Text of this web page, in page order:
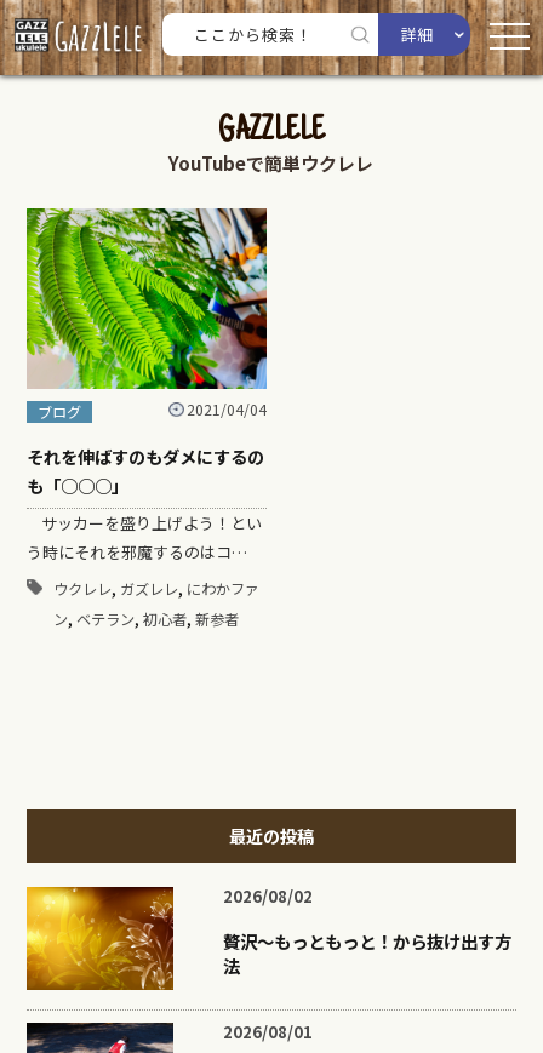
詳細
GAZZLELE
YouTubeで簡単ウクレレ
ブログ 2021/04/04
それを伸ばすのもダメにするの
も「○○○」
サッカーを盛り上げよう！とい
う時にそれを邪魔するのはコ…
ウクレレ, ガズレレ, にわかファ
ン, ベテラン, 初心者, 新参者
最近の投稿
2026/08/02
贅沢〜もっともっと！から抜け出す方
法
2026/08/01